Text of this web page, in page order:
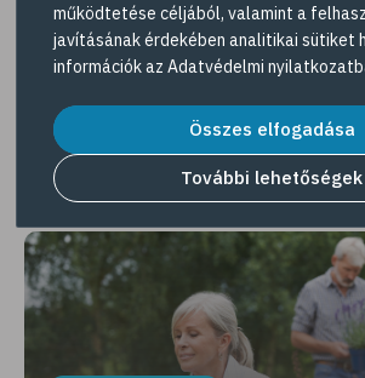
Tovább az összes kuponra
Gyöngy Patika
Érdekességek, interjúk,
működtetése céljából, valamint a
javításának érdekében analitikai sütiket
információk az Adatvédelmi
Összes elfogadása
További lehetőségek